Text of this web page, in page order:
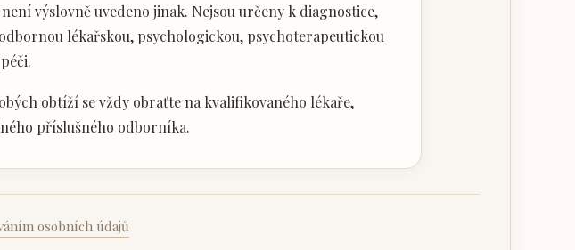
výslovně uvedeno jinak. Nejsou určeny k diagnostice,
lékařskou, psychologickou, psychoterapeutickou
obtíží se vždy obraťte na kvalifikovaného lékaře,
příslušného odborníka.
osobních údajů